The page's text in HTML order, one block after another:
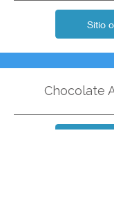
Sitio
Chocolate